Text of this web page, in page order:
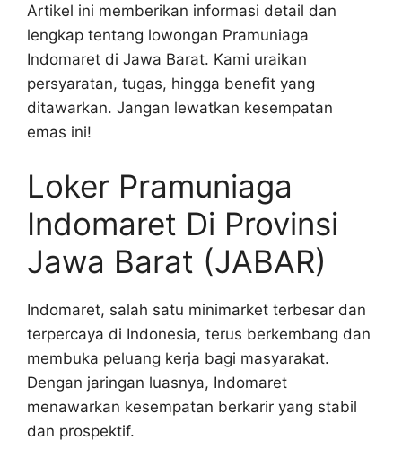
Artikel ini memberikan informasi detail dan
lengkap tentang lowongan Pramuniaga
Indomaret di Jawa Barat. Kami uraikan
persyaratan, tugas, hingga benefit yang
ditawarkan. Jangan lewatkan kesempatan
emas ini!
Loker Pramuniaga
Indomaret Di Provinsi
Jawa Barat (JABAR)
Indomaret, salah satu minimarket terbesar dan
terpercaya di Indonesia, terus berkembang dan
membuka peluang kerja bagi masyarakat.
Dengan jaringan luasnya, Indomaret
menawarkan kesempatan berkarir yang stabil
dan prospektif.